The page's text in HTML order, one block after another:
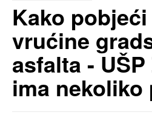
Kako
vrućine
asfalta -
ima